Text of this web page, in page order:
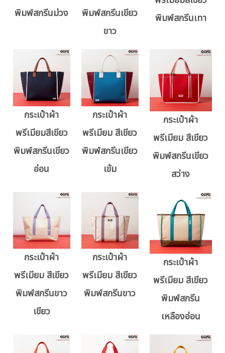
พิมพ์สกรีนม่วง
พิมพ์สกรีนเขียว
ขาว
พิมพ์สกรีนเทา
กระเป๋าผ้า
พรีเมียมสีเขียว
พิมพ์สกรีนเขียว
อ่อน
กระเป๋าผ้า
พรีเมียม สีเขียว
พิมพ์สกรีนเขียว
เข้ม
กระเป๋าผ้า
พรีเมียม สีเขียว
พิมพ์สกรีนเขียว
สว่าง
กระเป๋าผ้า
พรีเมียม สีเขียว
พิมพ์สกรีนขาว
เขียว
กระเป๋าผ้า
พรีเมียม สีเขียว
พิมพ์สกรีนขาว
กระเป๋าผ้า
พรีเมียม สีเขียว
พิมพ์สกรีน
เหลืองอ่อน